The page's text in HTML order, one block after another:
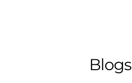
Blogs